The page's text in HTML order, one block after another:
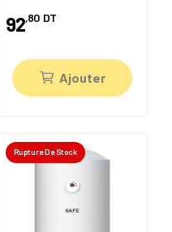
92,80 DT
Ajouter
Rupture De Stock